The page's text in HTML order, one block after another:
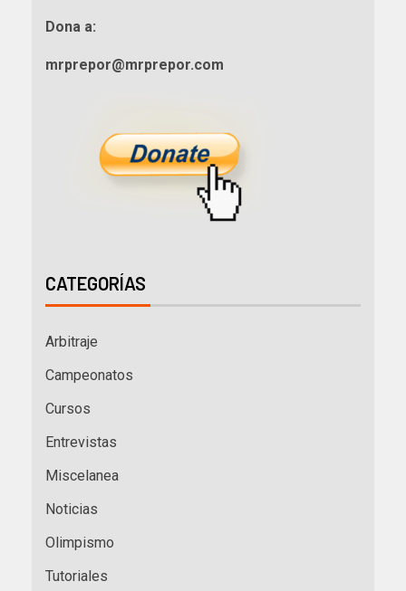
Dona a:
mrprepor@mrprepor.com
CATEGORÍAS
Arbitraje
Campeonatos
Cursos
Entrevistas
Miscelanea
Noticias
Olimpismo
Tutoriales